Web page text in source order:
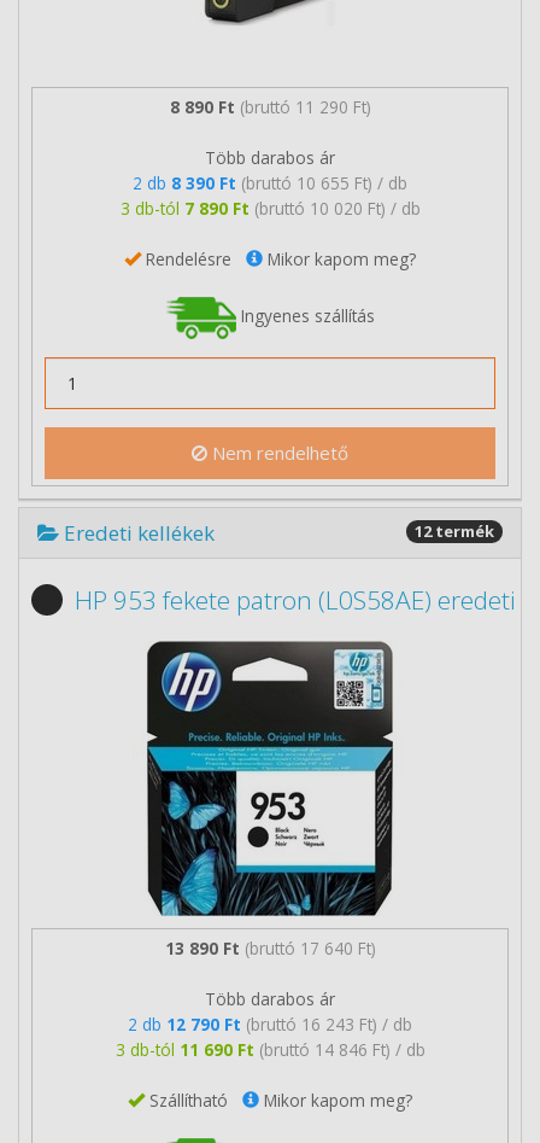
8 890 Ft (bruttó 11 290 Ft)
Több darabos ár
2 db 8 390 Ft (bruttó 10 655 Ft) / db
3 db-tól 7 890 Ft (bruttó 10 020 Ft) / db
Rendelésre Mikor kapom meg?
Ingyenes szállítás
Nem rendelhető
Eredeti kellékek 12 termék
HP 953 fekete patron (L0S58AE) eredeti
13 890 Ft (bruttó 17 640 Ft)
Több darabos ár
2 db 12 790 Ft (bruttó 16 243 Ft) / db
3 db-tól 11 690 Ft (bruttó 14 846 Ft) / db
Szállítható Mikor kapom meg?